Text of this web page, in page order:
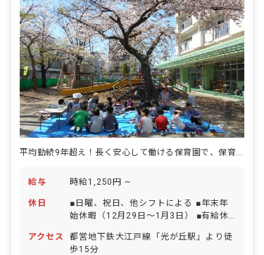
給与 時給1,250円 ~
休日
■日曜、祝日、他シフトによる ■年末年
始休暇（12月29日～1月3日） ■有給休
あり
アクセス
都営地下鉄大江戸線「光が丘駅」より徒
歩15分